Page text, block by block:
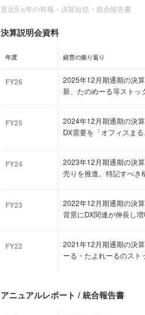
直近5ヵ年の有報・決算短信・統合報告書
決算説明会資料
年度 経営の振り返り
FY26
2025年12月期通期の決
新、たのめーる等ストッ
FY25
2024年12月期通期の決
DX需要を「オフィスま
FY24
2023年12月期通期の決
売りを推進。特記すべき
FY23
2022年12月期通期の決
背景にDX関連が伸長し
FY22
2021年12月期通期の決
ーる・たよれーるのス
アニュアルレポート / 統合報告書